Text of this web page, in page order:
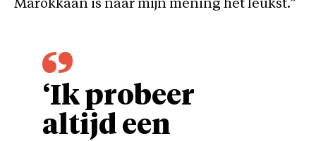
Marokkaan is naar mijn mening het leukst.”
‘Ik probeer
altijd een